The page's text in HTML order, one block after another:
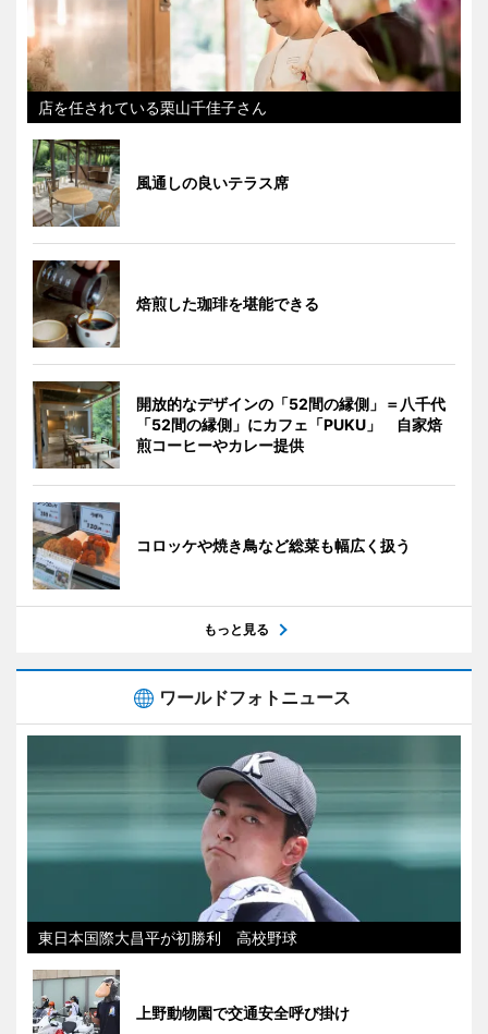
店を任されている栗山千佳子さん
風通しの良いテラス席
焙煎した珈琲を堪能できる
開放的なデザインの「52間の縁側」＝八千代
「52間の縁側」にカフェ「PUKU」 自家焙
煎コーヒーやカレー提供
コロッケや焼き鳥など総菜も幅広く扱う
もっと見る
ワールドフォトニュース
東日本国際大昌平が初勝利 高校野球
上野動物園で交通安全呼び掛け